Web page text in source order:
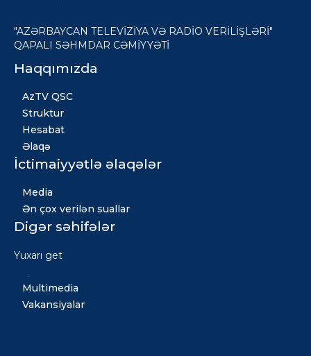
"AZƏRBAYCAN TELEVİZİYA VƏ RADİO VERİLİŞLƏRİ"
QAPALI SƏHMDAR CƏMİYYƏTİ
Haqqımızda
AzTV QSC
Struktur
Hesabat
Əlaqə
İctimaiyyətlə əlaqələr
Media
Ən çox verilən suallar
Digər səhifələr
Xəbərlər
Multimedia
Vakansiyalar
Yuxarı get